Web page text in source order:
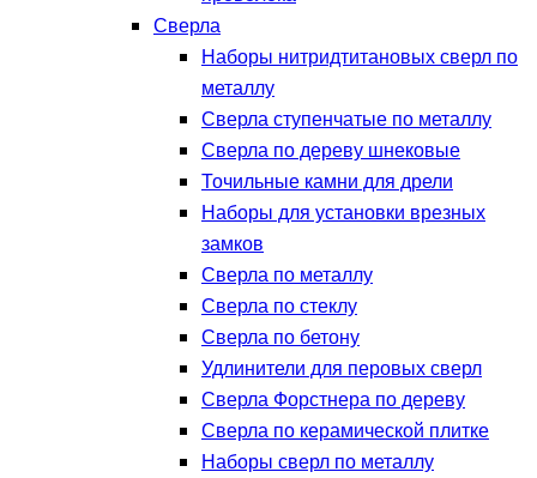
Сверла
Наборы нитридтитановых сверл по
металлу
Сверла ступенчатые по металлу
Сверла по дереву шнековые
Точильные камни для дрели
Наборы для установки врезных
замков
Сверла по металлу
Сверла по стеклу
Сверла по бетону
Удлинители для перовых сверл
Сверла Форстнера по дереву
Сверла по керамической плитке
Наборы сверл по металлу